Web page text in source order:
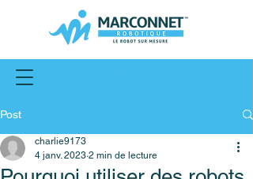
Post
charlie9173
4 janv. 2023 2 min de lecture